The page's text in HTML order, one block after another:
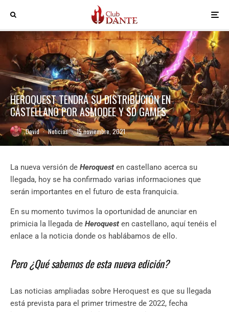
HEROQUEST TENDRÁ SU DISTRIBUCIÓN EN
CASTELLANO POR ASMODEE Y SD GAMES
David · Noticias · 15 noviembre, 2021
La nueva versión de Heroquest en castellano acerca su
llegada, hoy se ha confirmado varias informaciones que
serán importantes en el futuro de esta franquicia.
En su momento tuvimos la oportunidad de anunciar en
primicia la llegada de Heroquest en castellano, aquí tenéis el
enlace a la noticia donde os hablábamos de ello.
Pero ¿Qué sabemos de esta nueva edición?
Las noticias ampliadas sobre Heroquest es que su llegada
está prevista para el primer trimestre de 2022, fecha